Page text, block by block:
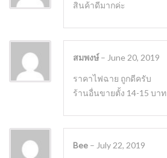
สินค้าดีมากค่ะ
สมพงษ์– June 20, 2019
ราคาไฟฉาย ถูกดีครับ
ร้านอื่นขายตั้ง 14-15 บาท
Bee – July 22, 2019